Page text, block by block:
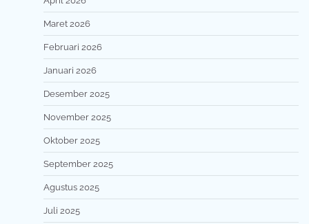
Maret 2026
Februari 2026
Januari 2026
Desember 2025
November 2025
Oktober 2025
September 2025
Agustus 2025
Juli 2025